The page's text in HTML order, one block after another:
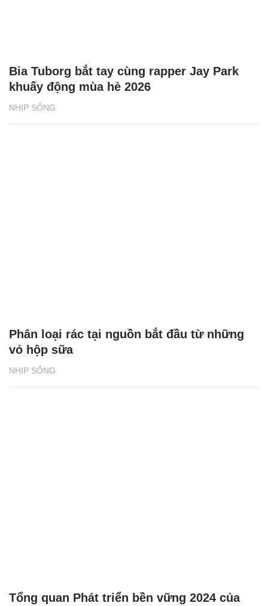
NHỊP SỐNG
Bia Tuborg bắt tay cùng rapper Jay Park
khuấy động mùa hè 2026
NHỊP SỐNG
Phân loại rác tại nguồn bắt đầu từ những
vỏ hộp sữa
Tổng quan Phát triển bền vững 2024 của